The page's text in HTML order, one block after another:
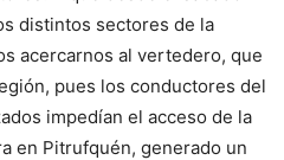
distintos sectores de la
acercarnos al vertedero, que
pues los conductores del
impedían el acceso de la
en Pitrufquén, generado un